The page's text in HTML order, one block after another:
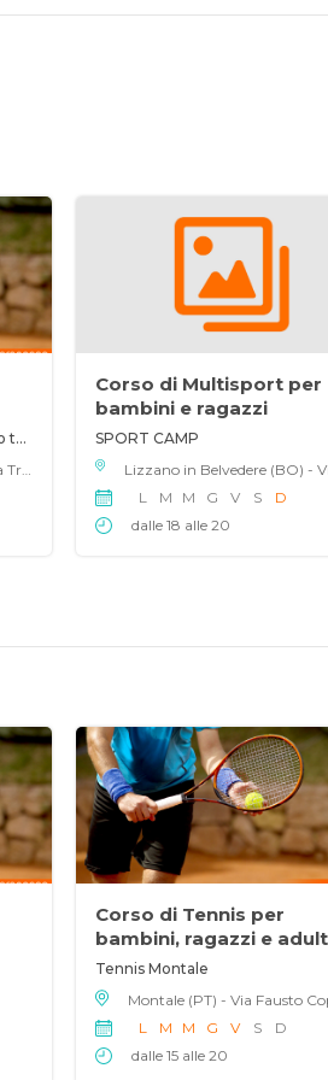
TENNIS CAMP LIZZANO-non solo tennis
Corso di Multisport per
bambini e ragazzi
SPORT CAMP
L
M M G V S
D
dalle 18 alle 20
Corso di Tennis per
bambini, ragazzi e
Tennis Montale
L
M M G V S
D
dalle 15 alle 20